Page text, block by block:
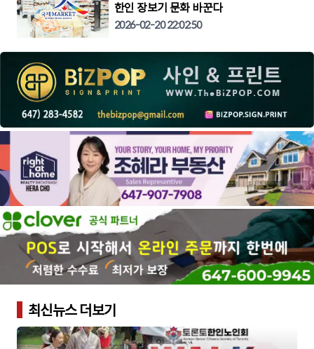
한인 장보기 문화 바꾼다
2026-02-20 22:02:50
최신뉴스 더보기